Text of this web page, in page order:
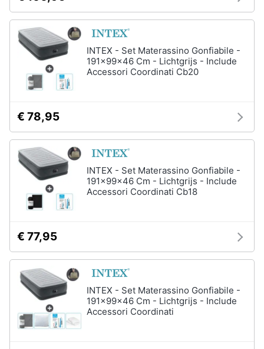
INTEX - Set Materassino Gonfiabile -
191x99x46 Cm - Lichtgrijs - Include
Accessori Coordinati Cb20
€ 78,95
INTEX - Set Materassino Gonfiabile -
191x99x46 Cm - Lichtgrijs - Include
Accessori Coordinati Cb18
€ 77,95
INTEX - Set Materassino Gonfiabile -
191x99x46 Cm - Lichtgrijs - Include
Accessori Coordinati